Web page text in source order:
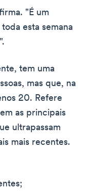
"É um
esta semana
tem uma
mas que, na
20. Refere
as principais
ultrapassam
mais recentes.